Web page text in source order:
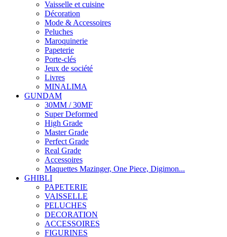
Vaisselle et cuisine
Décoration
Mode & Accessoires
Peluches
Maroquinerie
Papeterie
Porte-clés
Jeux de société
Livres
MINALIMA
GUNDAM
30MM / 30MF
Super Deformed
High Grade
Master Grade
Perfect Grade
Real Grade
Accessoires
Maquettes Mazinger, One Piece, Digimon...
GHIBLI
PAPETERIE
VAISSELLE
PELUCHES
DECORATION
ACCESSOIRES
FIGURINES